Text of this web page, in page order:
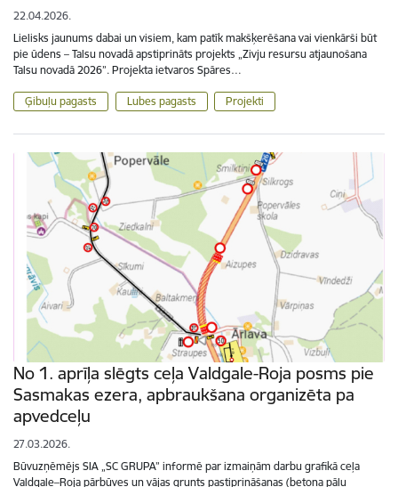
22.04.2026.
Lielisks jaunums dabai un visiem, kam patīk makšķerēšana vai vienkārši būt
pie ūdens – Talsu novadā apstiprināts projekts „Zivju resursu atjaunošana
Talsu novadā 2026”. Projekta ietvaros Spāres…
Ģibuļu pagasts Lubes pagasts Projekti
No 1. aprīļa slēgts ceļa Valdgale-Roja posms pie
Sasmakas ezera, apbraukšana organizēta pa
apvedceļu
27.03.2026.
Būvuzņēmējs SIA „SC GRUPA” informē par izmaiņām darbu grafikā ceļa
Valdgale–Roja pārbūves un vājas grunts pastiprināšanas (betona pāļu